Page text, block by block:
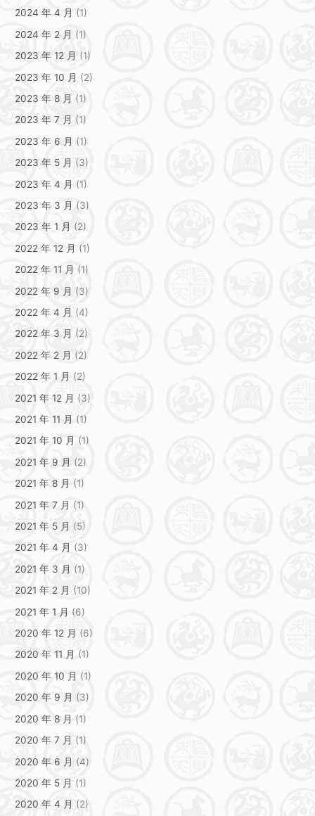
2024 年 4 月 (1)
2024 年 2 月 (1)
2023 年 12 月 (1)
2023 年 10 月 (2)
2023 年 8 月 (1)
2023 年 7 月 (1)
2023 年 6 月 (1)
2023 年 5 月 (3)
2023 年 4 月 (1)
2023 年 3 月 (3)
2023 年 1 月 (2)
2022 年 12 月 (1)
2022 年 11 月 (1)
2022 年 9 月 (3)
2022 年 4 月 (4)
2022 年 3 月 (2)
2022 年 2 月 (2)
2022 年 1 月 (2)
2021 年 12 月 (3)
2021 年 11 月 (1)
2021 年 10 月 (1)
2021 年 9 月 (2)
2021 年 8 月 (1)
2021 年 7 月 (1)
2021 年 5 月 (5)
2021 年 4 月 (3)
2021 年 3 月 (1)
2021 年 2 月 (10)
2021 年 1 月 (6)
2020 年 12 月 (6)
2020 年 11 月 (1)
2020 年 10 月 (1)
2020 年 9 月 (3)
2020 年 8 月 (1)
2020 年 7 月 (1)
2020 年 6 月 (4)
2020 年 5 月 (1)
2020 年 4 月 (2)